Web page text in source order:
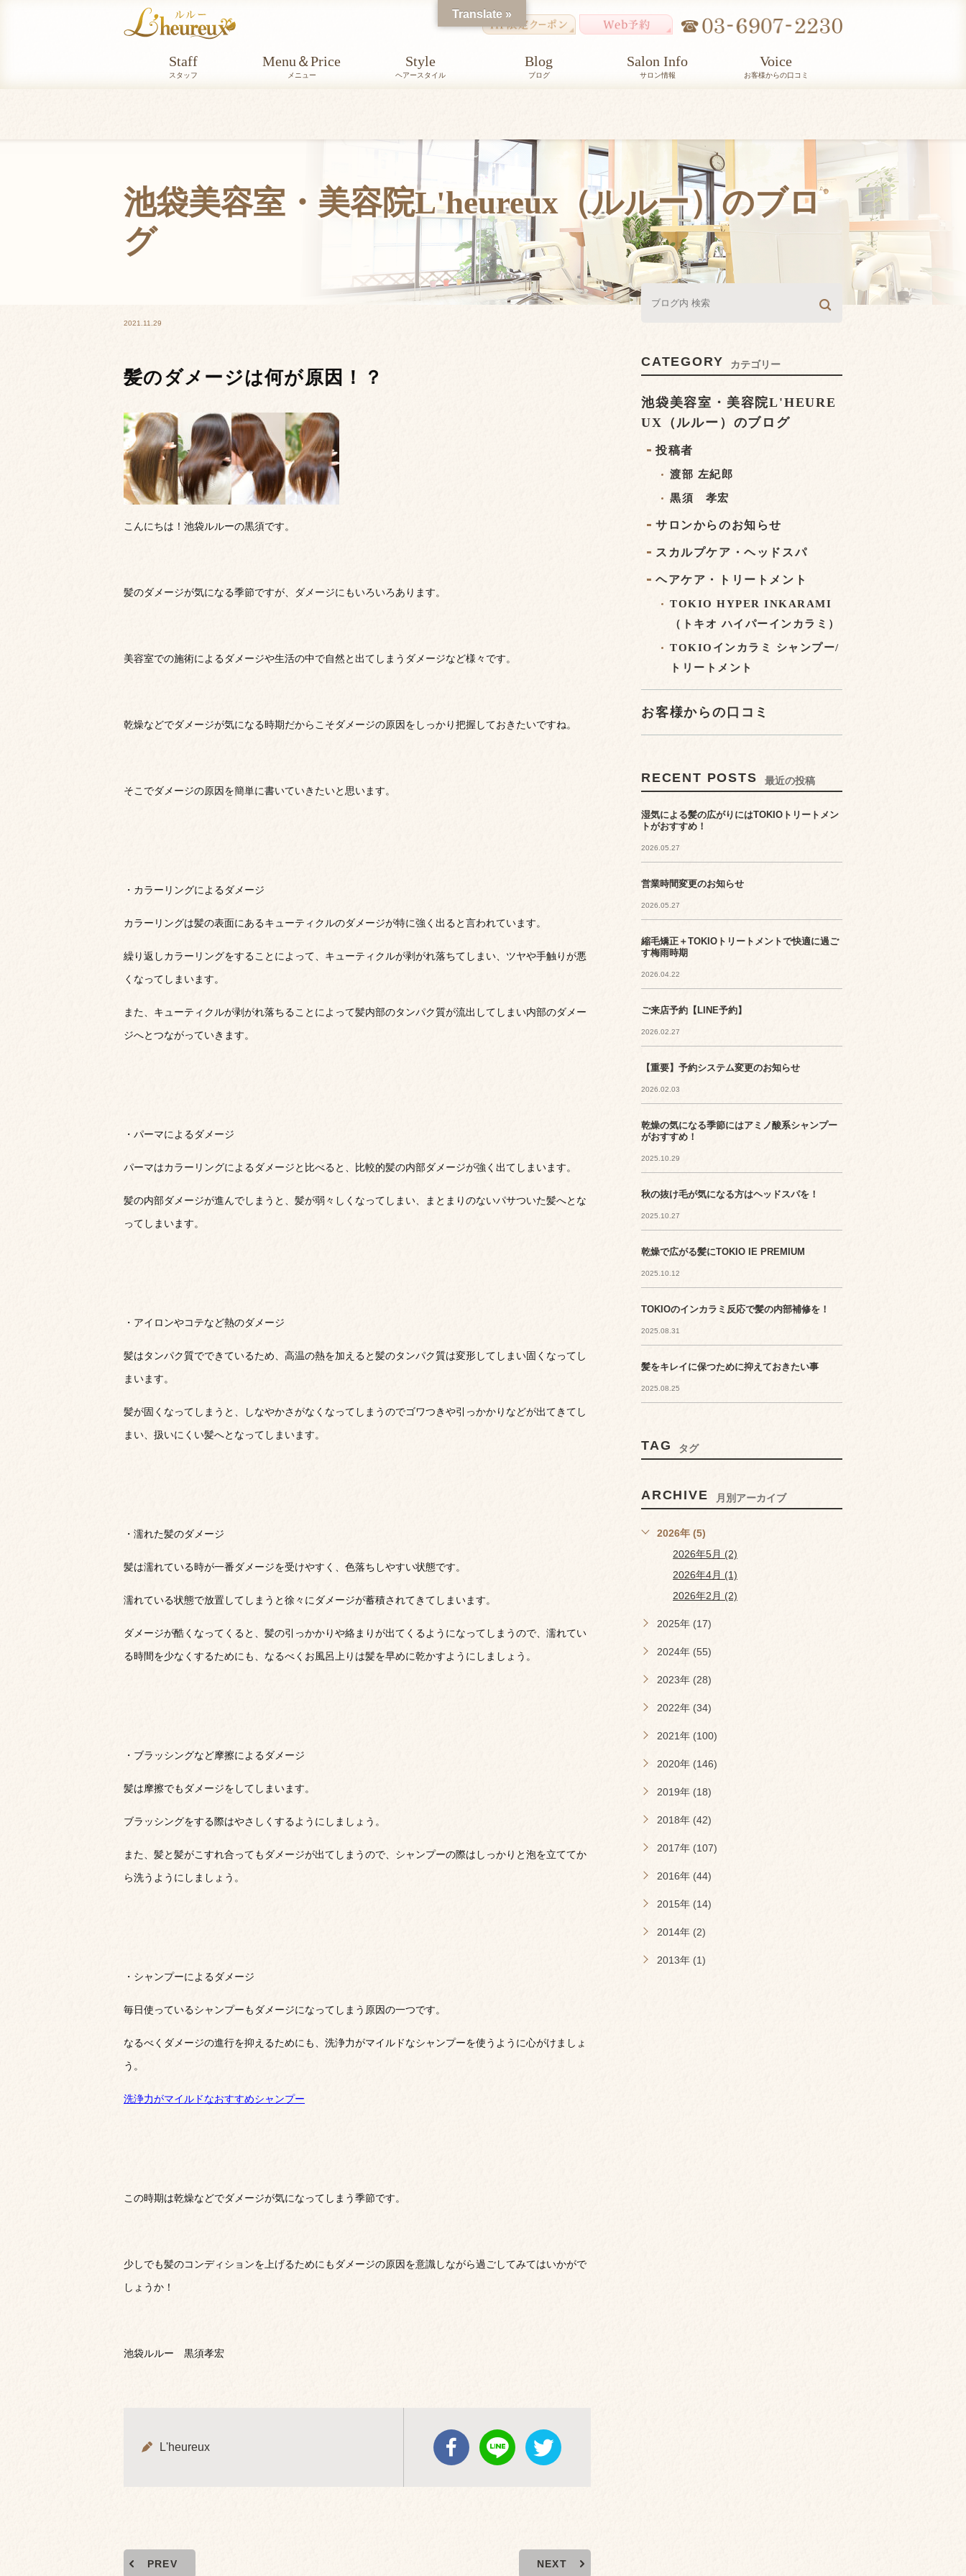
Staff
スタッフ
Menu＆Price
メニュー
Style
ヘアースタイル
Blog
ブログ
Salon Info
サロン情報
Voice
お客様からの口コミ
池袋美容室・美容院L'heureux（ルルー）のブロ
グ
2021.11.29
髪のダメージは何が原因！？
こんにちは！池袋ルルーの黒須です。
髪のダメージが気になる季節ですが、ダメージにもいろいろあります。
美容室での施術によるダメージや生活の中で自然と出てしまうダメージなど様々です。
乾燥などでダメージが気になる時期だからこそダメージの原因をしっかり把握しておきたいですね。
そこでダメージの原因を簡単に書いていきたいと思います。
・カラーリングによるダメージ
カラーリングは髪の表面にあるキューティクルのダメージが特に強く出ると言われています。
繰り返しカラーリングをすることによって、キューティクルが剥がれ落ちてしまい、ツヤや手触りが悪
くなってしまいます。
また、キューティクルが剥がれ落ちることによって髪内部のタンパク質が流出してしまい内部のダメー
ジへとつながっていきます。
・パーマによるダメージ
パーマはカラーリングによるダメージと比べると、比較的髪の内部ダメージが強く出てしまいます。
髪の内部ダメージが進んでしまうと、髪が弱々しくなってしまい、まとまりのないパサついた髪へとな
ってしまいます。
・アイロンやコテなど熱のダメージ
髪はタンパク質でできているため、高温の熱を加えると髪のタンパク質は変形してしまい固くなってし
まいます。
髪が固くなってしまうと、しなやかさがなくなってしまうのでゴワつきや引っかかりなどが出てきてし
まい、扱いにくい髪へとなってしまいます。
・濡れた髪のダメージ
髪は濡れている時が一番ダメージを受けやすく、色落ちしやすい状態です。
濡れている状態で放置してしまうと徐々にダメージが蓄積されてきてしまいます。
ダメージが酷くなってくると、髪の引っかかりや絡まりが出てくるようになってしまうので、濡れてい
る時間を少なくするためにも、なるべくお風呂上りは髪を早めに乾かすようにしましょう。
・ブラッシングなど摩擦によるダメージ
髪は摩擦でもダメージをしてしまいます。
ブラッシングをする際はやさしくするようにしましょう。
また、髪と髪がこすれ合ってもダメージが出てしまうので、シャンプーの際はしっかりと泡を立ててか
ら洗うようにしましょう。
・シャンプーによるダメージ
毎日使っているシャンプーもダメージになってしまう原因の一つです。
なるべくダメージの進行を抑えるためにも、洗浄力がマイルドなシャンプーを使うように心がけましょ
う。
洗浄力がマイルドなおすすめシャンプー
この時期は乾燥などでダメージが気になってしまう季節です。
少しでも髪のコンディションを上げるためにもダメージの原因を意識しながら過ごしてみてはいかがで
しょうか！
池袋ルルー 黒須孝宏
L'heureux
PREV NEXT
CATEGORY カテゴリー
池袋美容室・美容院L'HEURE
UX（ルルー）のブログ
投稿者
渡部 左紀郎
黒須 孝宏
サロンからのお知らせ
スカルプケア・ヘッドスパ
ヘアケア・トリートメント
TOKIO HYPER INKARAMI
（トキオ ハイパーインカラミ）
TOKIOインカラミ シャンプー/
トリートメント
お客様からの口コミ
RECENT POSTS 最近の投稿
湿気による髪の広がりにはTOKIOトリートメン
トがおすすめ！
2026.05.27
営業時間変更のお知らせ
2026.05.27
縮毛矯正＋TOKIOトリートメントで快適に過ご
す梅雨時期
2026.04.22
ご来店予約【LINE予約】
2026.02.27
【重要】予約システム変更のお知らせ
2026.02.03
乾燥の気になる季節にはアミノ酸系シャンプー
がおすすめ！
2025.10.29
秋の抜け毛が気になる方はヘッドスパを！
2025.10.27
乾燥で広がる髪にTOKIO IE PREMIUM
2025.10.12
TOKIOのインカラミ反応で髪の内部補修を！
2025.08.31
髪をキレイに保つために抑えておきたい事
2025.08.25
TAG タグ
ARCHIVE 月別アーカイブ
2026年 (5)
2026年5月 (2)
2026年4月 (1)
2026年2月 (2)
2025年 (17)
2024年 (55)
2023年 (28)
2022年 (34)
2021年 (100)
2020年 (146)
2019年 (18)
2018年 (42)
2017年 (107)
2016年 (44)
2015年 (14)
2014年 (2)
2013年 (1)
Translate »